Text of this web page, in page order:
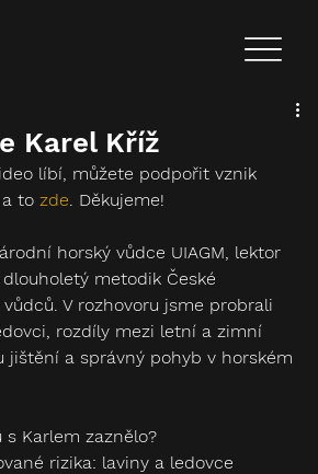
Karel Kříž
líbí, můžete podpořit vznik
to zde. Děkujeme!
horský vůdce UIAGM, lektor
metodik České
V rozhovoru jsme probrali
rozdíly mezi letní a zimní
jištění a správný pohyb v horském
s ‪Karlem zaznělo?
rizika: laviny a ledovce